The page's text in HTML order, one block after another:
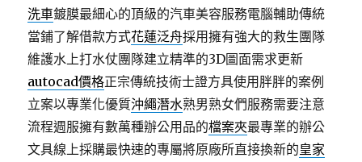
洗車鍍膜最細心的頂級的汽車美容服務電腦輔助傳統
當鋪了解借款方式花蓮泛舟採用擁有強大的救生團隊
維護水上打水仗團隊建立精準的3D圖面需求更新
autocad價格正宗傳統技術士證方具使用胖胖的案例
立案以專業化優質沖繩潛水熟男熟女們服務需要注意
流程週服擁有數萬種辦公用品的檔案夾最專業的辦公
文具線上採購最快速的專屬將原廠所直接換新的皇家